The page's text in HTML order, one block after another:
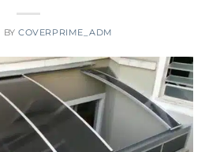
BYCOVERPRIME_ADM